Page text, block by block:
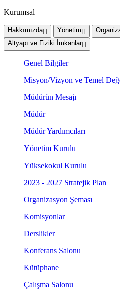
Kurumsal
Hakkımızda Yönetim
Altyapı ve Fiziki İmkanlar
Genel Bilgiler
Misyon/Vizyon ve Temel
Müdürün Mesajı
Müdür
Müdür Yardımcıları
Yönetim Kurulu
Yüksekokul Kurulu
2023 - 2027 Stratejik Plan
Organizasyon Şeması
Komisyonlar
Derslikler
Konferans Salonu
Kütüphane
Çalışma Salonu